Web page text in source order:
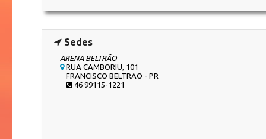
Sedes
ARENA BELTRÃO
RUA CAMBORIU, 101
FRANCISCO BELTRAO - PR
46 99115-1221